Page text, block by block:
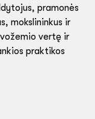
pramonės
mokslininkus ir
vertę ir
praktikos